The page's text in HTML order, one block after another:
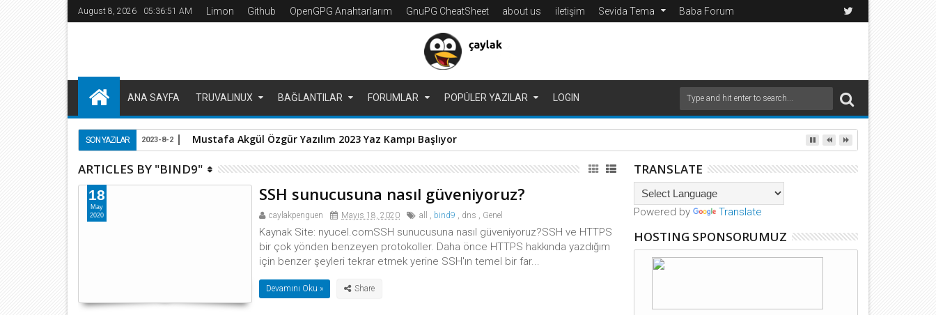
August 8, 2026 05:36:51 AM Limon Github OpenGPG Anahtarlarım GnuPG CheatSheet about us iletişim Sevida Tema Baba Forum
ANA SAYFA TRUVALINUX BAĞLANTILAR FORUMLAR POPÜLER YAZILAR LOGIN
SON YAZILAR Mustafa Akgül Özgür Yazılım 2023 Yaz Kampı Başlıyor
2023-8-2
ARTICLES BY "BIND9"
SSH sunucusuna nasıl güveniyoruz?
caylakpenguen Mayıs 18, 2020 all , bind9 , dns , Genel
Kaynak Site: nyucel.comSSH sunucusuna nasıl güveniyoruz?SSH ve HTTPS
bir çok yönden benzeyen protokoller. Daha önce HTTPS hakkında yazdığım
için benzer şeyleri tekrar etmek yerine SSH'ın temel bir far...
Devamını Oku »
18
May
2020
TRANSLATE
Powered by Translate
HOSTING SPONSORUMUZ